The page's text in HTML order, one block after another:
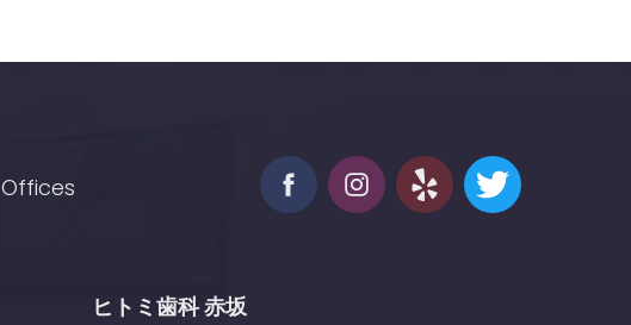
Offices
ヒトミ歯科 赤坂